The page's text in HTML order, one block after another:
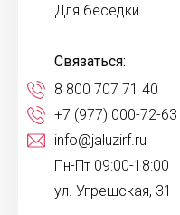
Для беседки
Связаться:
8 800 707 71 40
+7 (977) 000-72-63
info@jaluzirf.ru
Пн-Пт 09:00-18:00
ул. Угрешская, 31